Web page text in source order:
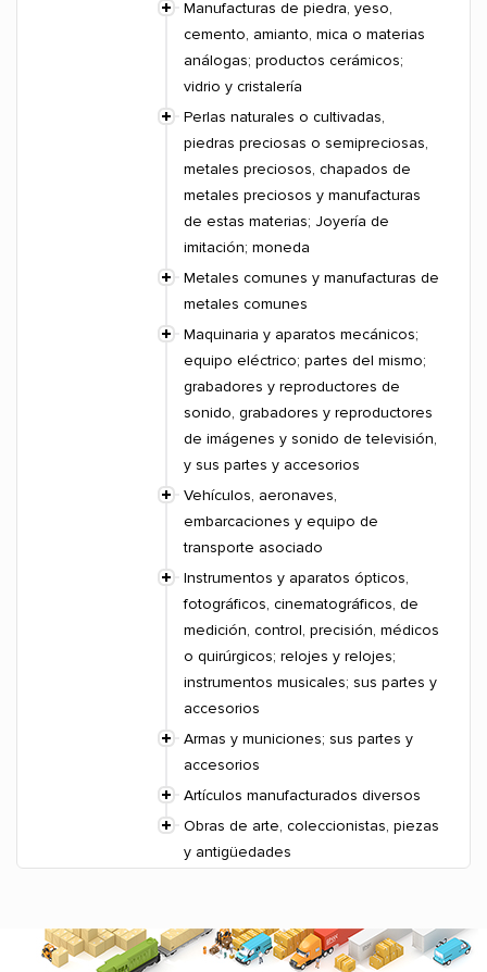
Manufacturas de piedra, yeso,
cemento, amianto, mica o materias
análogas; productos cerámicos;
vidrio y cristalería
Perlas naturales o cultivadas,
piedras preciosas o semipreciosas,
metales preciosos, chapados de
metales preciosos y manufacturas
de estas materias; Joyería de
imitación; moneda
Metales comunes y manufacturas de
metales comunes
Maquinaria y aparatos mecánicos;
equipo eléctrico; partes del mismo;
grabadores y reproductores de
sonido, grabadores y reproductores
de imágenes y sonido de televisión,
y sus partes y accesorios
Vehículos, aeronaves,
embarcaciones y equipo de
transporte asociado
Instrumentos y aparatos ópticos,
fotográficos, cinematográficos, de
medición, control, precisión, médicos
o quirúrgicos; relojes y relojes;
instrumentos musicales; sus partes y
accesorios
Armas y municiones; sus partes y
accesorios
Artículos manufacturados diversos
Obras de arte, coleccionistas, piezas
y antigüedades